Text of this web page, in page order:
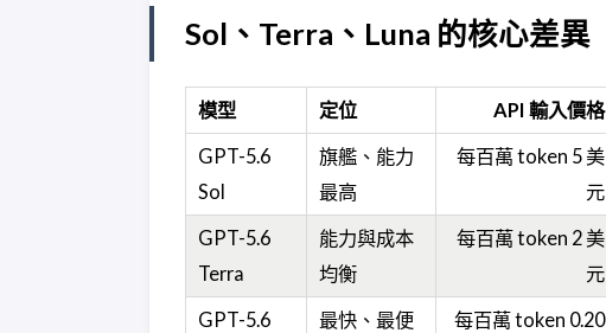
Sol、Terra、Luna 的核心差異
模型 定位 API 輸入價格
GPT-5.6
Sol
旗艦、能力
最高
每百萬 token 5 美
元
GPT-5.6
Terra
能力與成本
均衡
每百萬 token 2 美
元
GPT-5.6
最快、最便
每百萬 token 0.20